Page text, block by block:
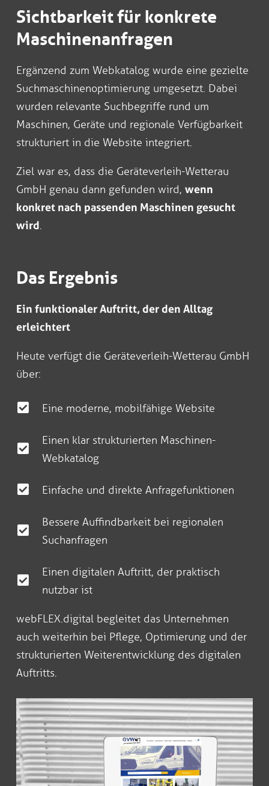
Sichtbarkeit für konkrete
Maschinenanfragen
Ergänzend zum Webkatalog wurde eine gezielte
Suchmaschinenoptimierung umgesetzt. Dabei
wurden relevante Suchbegriffe rund um
Maschinen, Geräte und regionale Verfügbarkeit
strukturiert in die Website integriert.
Ziel war es, dass die Geräteverleih-Wetterau
GmbH genau dann gefunden wird, wenn
konkret nach passenden Maschinen gesucht
wird.
Das Ergebnis
Ein funktionaler Auftritt, der den Alltag
erleichtert
Heute verfügt die Geräteverleih-Wetterau GmbH
über:
Eine moderne, mobilfähige Website
Einen klar strukturierten Maschinen-
Webkatalog
Einfache und direkte Anfragefunktionen
Bessere Auffindbarkeit bei regionalen
Suchanfragen
Einen digitalen Auftritt, der praktisch
nutzbar ist
webFLEX.digital begleitet das Unternehmen
auch weiterhin bei Pflege, Optimierung und der
strukturierten Weiterentwicklung des digitalen
Auftritts.